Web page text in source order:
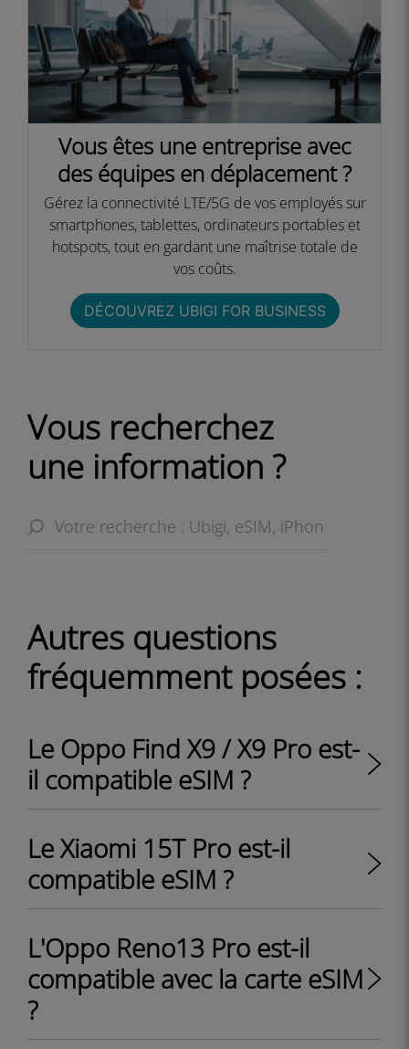
Vous êtes une entreprise avec
des équipes en déplacement ?​
Gérez la connectivité LTE/5G de vos employés sur
smartphones, tablettes, ordinateurs portables et
hotspots, tout en gardant une maîtrise totale de
vos coûts.​​
DÉCOUVREZ UBIGI FOR BUSINESS​
Vous recherchez
une information ?
Autres questions
fréquemment posées :
Le Oppo Find X9 / X9 Pro est-
il compatible eSIM ?
Le Xiaomi 15T Pro est-il
compatible eSIM ?
L'Oppo Reno13 Pro est-il
compatible avec la carte eSIM
?